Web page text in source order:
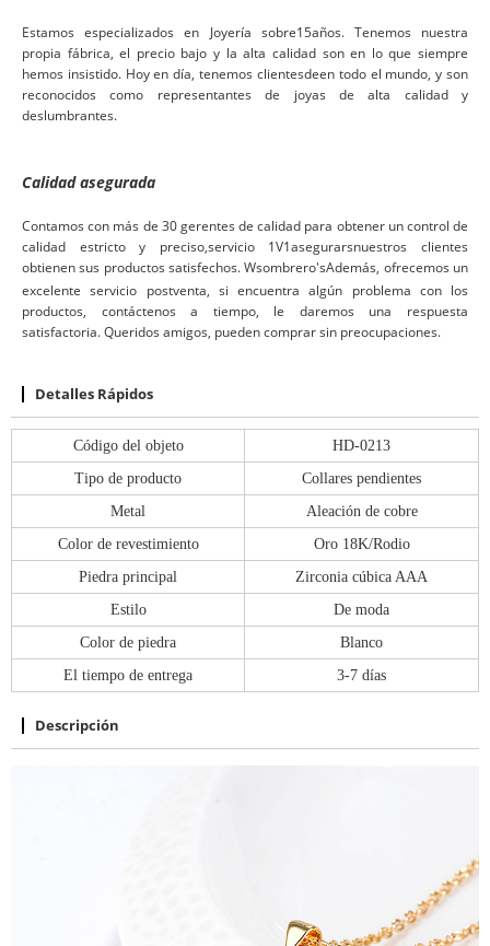
Estamos especializados en Joyería sobre15años. Tenemos nuestra
propia fábrica, el precio bajo y la alta calidad son en lo que siempre
hemos insistido. Hoy en día, tenemos clientesdeen todo el mundo, y son
reconocidos como representantes de joyas de alta calidad y
deslumbrantes.
Calidad asegurada
Contamos con más de 30 gerentes de calidad para obtener un control de
calidad estricto y preciso,servicio 1V1asegurarsnuestros clientes
obtienen sus productos satisfechos. Wsombrero'sAdemás, ofrecemos un
excelente servicio postventa, si encuentra algún problema con los
productos, contáctenos a tiempo, le daremos una respuesta
satisfactoria. Queridos amigos, pueden comprar sin preocupaciones.
Detalles Rápidos
Código del objeto
HD-0213
Tipo de producto
Collares pendientes
Metal
Aleación de cobre
Color de revestimiento
Oro 18K/Rodio
Piedra principal
Zirconia cúbica AAA
Estilo
De moda
Color de piedra
Blanco
El tiempo de entrega
3-7 días
Descripción